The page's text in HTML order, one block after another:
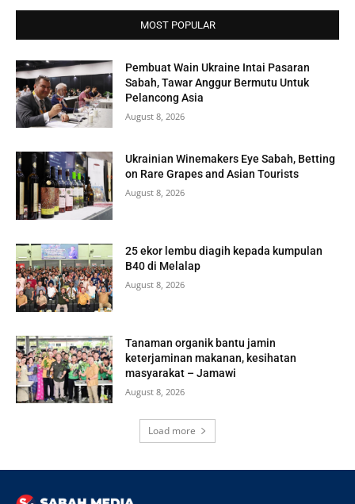
MOST POPULAR
Pembuat Wain Ukraine Intai Pasaran
Sabah, Tawar Anggur Bermutu Untuk
Pelancong Asia
August 8, 2026
Ukrainian Winemakers Eye Sabah, Betting
on Rare Grapes and Asian Tourists
August 8, 2026
25 ekor lembu diagih kepada kumpulan
B40 di Melalap
August 8, 2026
Tanaman organik bantu jamin
keterjaminan makanan, kesihatan
masyarakat – Jamawi
August 8, 2026
Load more